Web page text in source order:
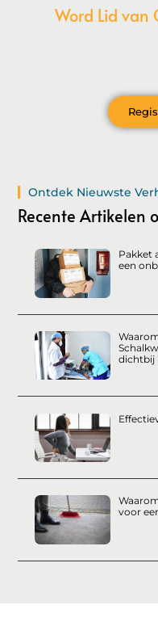
Word Lid van
Ontdek Nieuwste
Recente Artikelen
Pakket
een
dichtbij
voor